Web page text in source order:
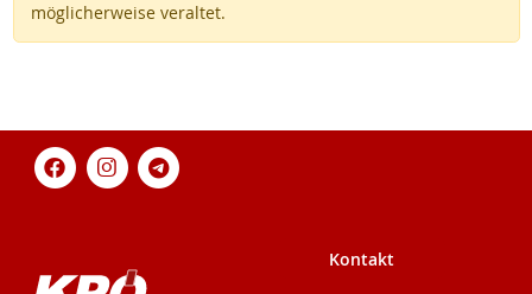
möglicherweise veraltet.
Kontakt